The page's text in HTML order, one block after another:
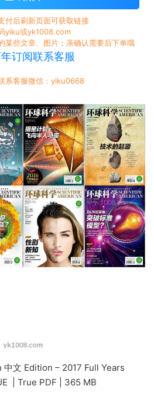
付后刷新页面可获取链接
yiku或yk1008.com
某些文章、图片；亲确认需要后下单哦
订阅联系客服
系客服微信：yiku0668
文 Edition – 2017 Full Years
| True PDF | 365 MB